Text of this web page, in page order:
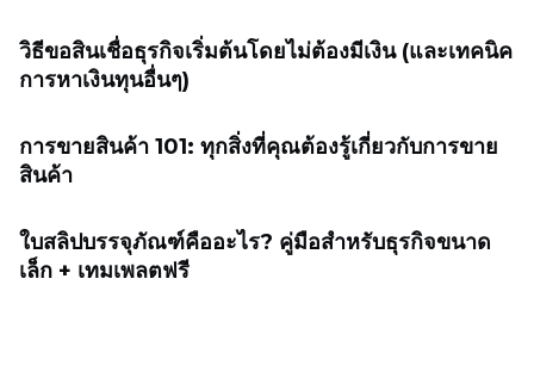
วิธีขอสินเชื่อธุรกิจเริ่มต้นโดยไม่ต้องมีเงิน (และเทคนิค
การหาเงินทุนอื่นๆ)
การขายสินค้า 101: ทุกสิ่งที่คุณต้องรู้เกี่ยวกับการขาย
สินค้า
ใบสลิปบรรจุภัณฑ์คืออะไร? คู่มือสำหรับธุรกิจขนาด
เล็ก + เทมเพลตฟรี